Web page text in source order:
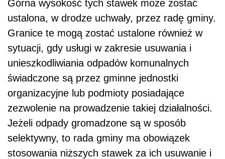
Górna wysokość tych stawek może zostać
ustalona, w drodze uchwały, przez radę gminy.
Granice te mogą zostać ustalone również w
sytuacji, gdy usługi w zakresie usuwania i
unieszkodliwiania odpadów komunalnych
świadczone są przez gminne jednostki
organizacyjne lub podmioty posiadające
zezwolenie na prowadzenie takiej działalności.
Jeżeli odpady gromadzone są w sposób
selektywny, to rada gminy ma obowiązek
stosowania niższych stawek za ich usuwanie i